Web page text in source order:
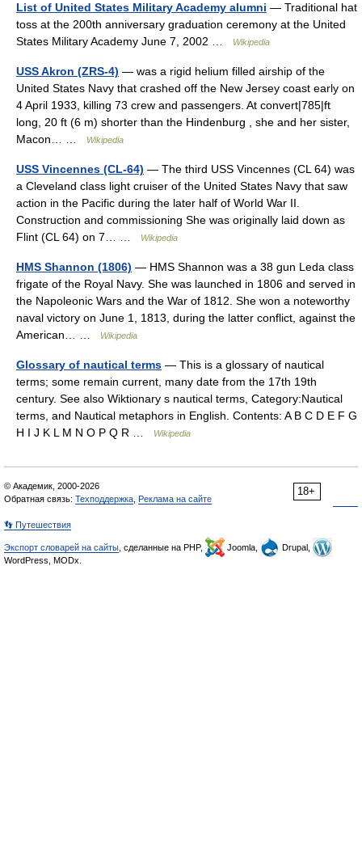
List of United States Military Academy alumni — Traditional hat
toss at the 200th anniversary graduation ceremony at the United
States Military Academy June 7, 2002 …
Wikipedia
USS Akron (ZRS-4) — was a rigid helium filled airship of the
United States Navy that crashed off the New Jersey coast early on
4 April 1933, killing 73 crew and passengers. At convert|785|ft
long, 20 ft (6 m) shorter than the Hindenburg , she and her sister,
Macon… …
Wikipedia
USS Vincennes (CL-64) — The third USS Vincennes (CL 64) was
a Cleveland class light cruiser of the United States Navy that saw
action in the Pacific during the later half of World War II.
Construction and commissioning She was originally laid down as
Flint (CL 64) on 7… …
Wikipedia
HMS Shannon (1806) — HMS Shannon was a 38 gun Leda class
frigate of the Royal Navy. She was launched in 1806 and served in
the Napoleonic Wars and the War of 1812. She won a noteworthy
naval victory on June 1, 1813, during the latter conflict, against the
American… …
Wikipedia
Glossary of nautical terms — This is a glossary of nautical
terms; some remain current, many date from the 17th 19th
century. See also Wiktionary s nautical terms, Category:Nautical
terms, and Nautical metaphors in English. Contents: A B C D E F G
H I J K L M N O P Q R …
Wikipedia
18+
© Академик, 2000-2026
Обратная связь: Техподдержка Реклама на сайте
👣 Путешествия
Экспорт словарей на сайты , сделанные на PHP, Joomla,
Drupal,
WordPress, MODx.